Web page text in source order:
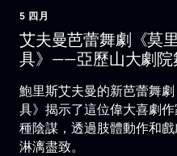
5 四月
艾夫曼芭蕾舞劇《莫
具》——亞歷山大劇院
鮑里斯艾夫曼的新芭蕾舞
具》揭示了這位偉大喜劇
種陰謀，透過肢體動作和
淋漓盡致。